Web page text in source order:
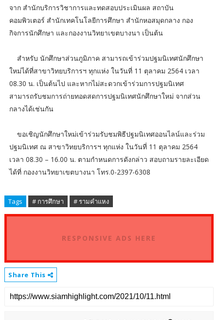
จาก สำนักบริการวิชาการและทดสอบประเมินผล สถาบัน
คอมพิวเตอร์ สำนักเทคโนโลยีการศึกษา สำนักหอสมุดกลาง กอง
กิจการนักศึกษา และกองงานวิทยาเขตบางนา เป็นต้น
สำหรับ นักศึกษาส่วนภูมิภาค สามารถเข้าร่วมปฐมนิเทศนักศึกษา
ใหม่ได้ที่สาขาวิทยบริการฯ ทุกแห่ง ในวันที่ 11 ตุลาคม 2564 เวลา
08.30 น. เป็นต้นไป และหากไม่สะดวกเข้าร่วมการปฐมนิเทศ
สามารถรับชมการถ่ายทอดสดการปฐมนิเทศนักศึกษาใหม่ จากส่วน
กลางได้เช่นกัน
ขอเชิญนักศึกษาใหม่เข้าร่วมรับชมพิธีปฐมนิเทศออนไลน์และร่วม
ปฐมนิเทศ ณ สาขาวิทยบริการฯ ทุกแห่ง ในวันที่ 11 ตุลาคม 2564
เวลา 08.30 – 16.00 น. ตามกำหนดการดังกล่าว สอบถามรายละเอียด
ได้ที่ กองงานวิทยาเขตบางนา โทร.0-2397-6308
Tags # การศึกษา # รามคำแหง
RESPONSIVE ADS HERE
Share This